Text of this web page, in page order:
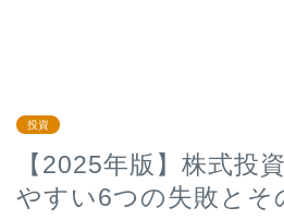
投資
【2025年版】株式投
やすい6つの失敗とそ